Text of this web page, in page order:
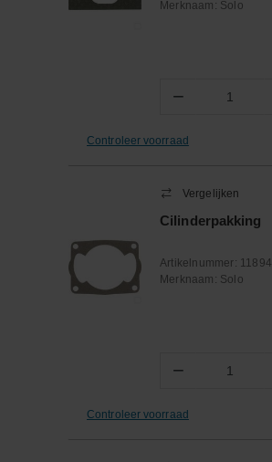
Merknaam: Solo
− Aantal
Controleer voorraad
Vergelijken
Cilinderpakking
Artikelnummer: 11894
Merknaam: Solo
− Aantal
Controleer voorraad